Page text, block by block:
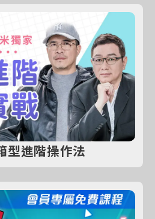
型進階操作法